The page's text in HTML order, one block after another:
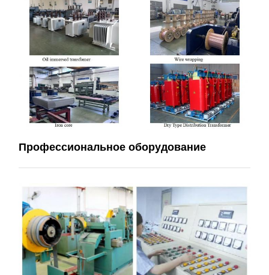
Профессиональное оборудование